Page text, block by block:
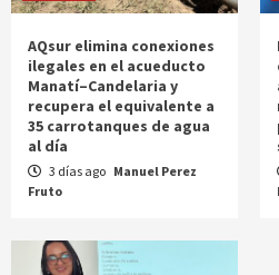
AQsur elimina conexiones
ilegales en el acueducto
Manatí–Candelaria y
recupera el equivalente a
35 carrotanques de agua
al día
3 días ago Manuel Perez
Fruto